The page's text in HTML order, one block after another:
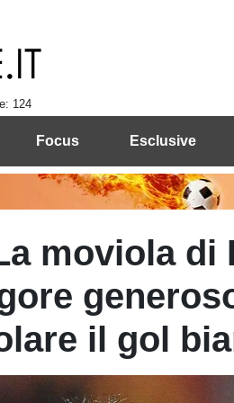
124
Focus Esclusive
moviola di
il gol